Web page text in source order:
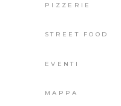
PIZZERIE
STREET FOOD
EVENTI
MAPPA